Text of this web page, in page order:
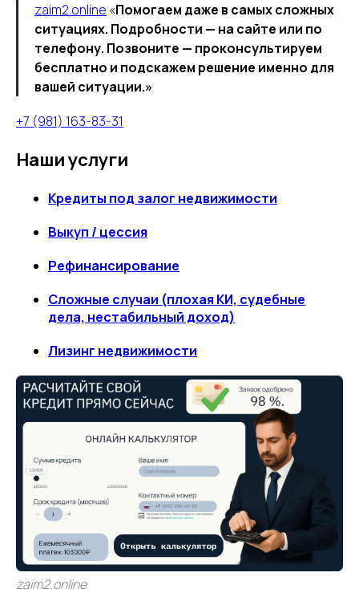
zaim2.online «Помогаем даже в самых сложных
ситуациях. Подробности — на сайте или по
телефону. Позвоните — проконсультируем
бесплатно и подскажем решение именно для
вашей ситуации.»
+7 (981) 163-83-31
Наши услуги
Кредиты под залог недвижимости
Выкуп / цессия
Рефинансирование
Сложные случаи (плохая КИ, судебные
дела, нестабильный доход)
Лизинг недвижимости
zaim2.online